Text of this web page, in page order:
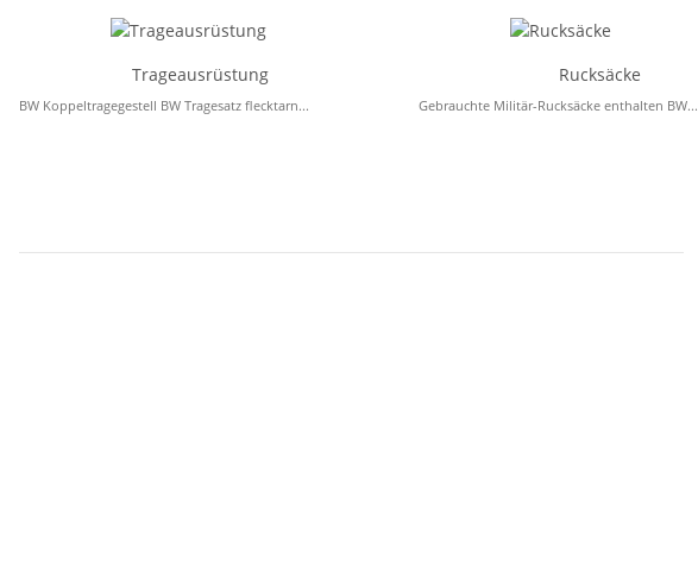
Trageausrüstung
BW Koppeltragegestell BW Tragesatz flecktarn...
Rucksäcke
Gebrauchte Militär-Rucksäcke enthalten BW...